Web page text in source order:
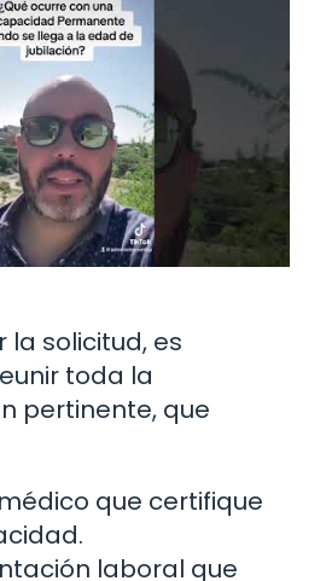
la solicitud, es
toda la
pertinente, que
que certifique
laboral que